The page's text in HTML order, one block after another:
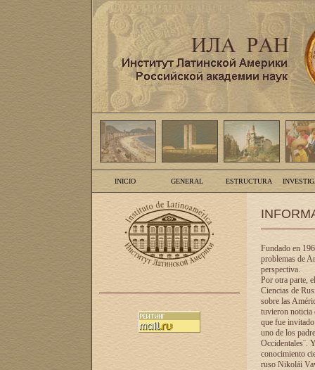
INICIO GENERAL ESTRUCTURA
Fundado en
problemas de
perspectiva.
Por otra parte,
Ciencias de
sobre las
tuvieron noticia
que fue
uno de los
Occidentales¨.
conocimiento
ruso Nikolái